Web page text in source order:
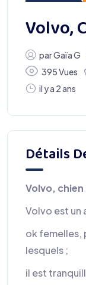
Volvo,
parGaïa G
395 Vues
il y a 2 ans
Détails
Volvo,
Volvo est un
ok femelles,
lesquels ;
il est